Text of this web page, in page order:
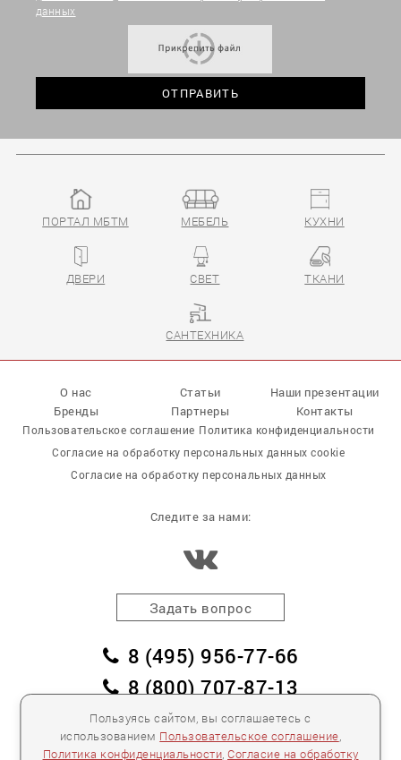
данных
Пользуясь сайтом, вы соглашаетесь с
использованием Пользовательское соглашение
Политика конфиденциальности Согласие на обработку
ПОРТАЛ МБТМ МЕБЕЛЬ КУХНИ
ДВЕРИ СВЕТ ТКАНИ
САНТЕХНИКА
О нас Статьи
Наши презентации
Бренды
Партнеры Контакты
Пользовательское соглашение Политика конфиденциальности
Согласие на обработку персональных данных cookie
Согласие на обработку персональных данных
Следите за нами:
Задать вопрос
8 (495) 956-77-66
8 (800) 707-87-13
заказать обратный звонок
пл. Победы, дом 2, корпус 2